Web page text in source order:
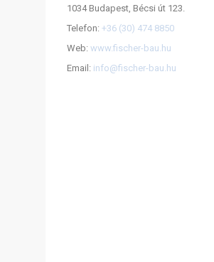
1034 Budapest, Bécsi út 123.
Telefon: +36 (30) 474 8850
Web: www.fischer-bau.hu
Email: info@fischer-bau.hu